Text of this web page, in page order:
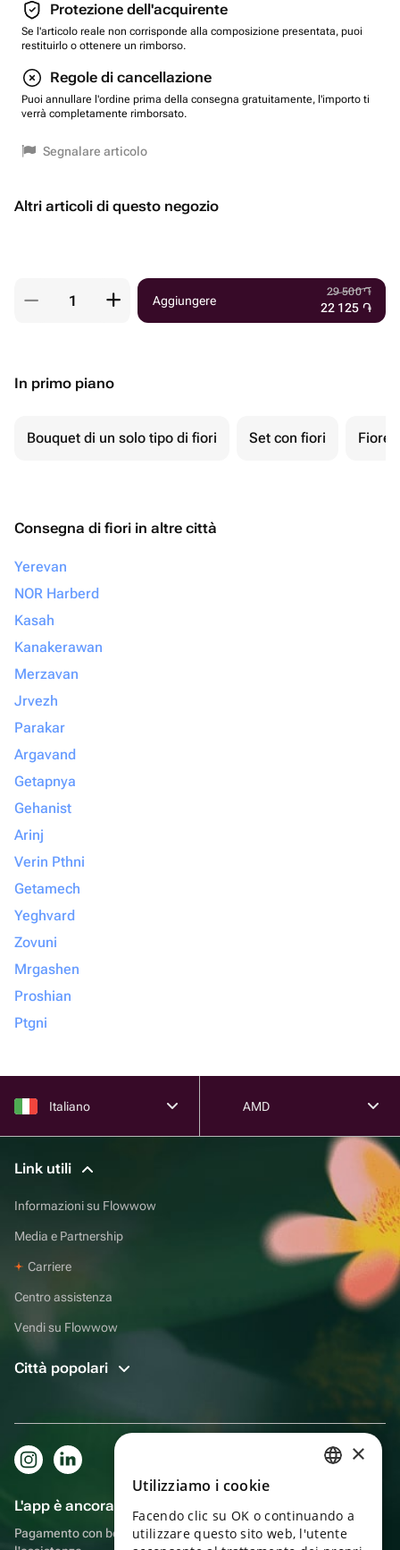
Protezione dell'acquirente
Se l'articolo reale non corrisponde alla composizione presentata, puoi
restituirlo o ottenere un rimborso.
Regole di cancellazione
Puoi annullare l'ordine prima della consegna gratuitamente, l'importo ti
verrà completamente rimborsato.
Segnalare articolo
Altri articoli di questo negozio
Aggiungere
29 500֏
22 125 ֏
In primo piano
Bouquet di un solo tipo di fiori Set con fiori Fiore
Consegna di fiori in altre città
Yerevan
NOR Harberd
Kasah
Kanakerawan
Merzavan
Jrvezh
Parakar
Argavand
Getapnya
Gehanist
Arinj
Verin Pthni
Getamech
Yeghvard
Zovuni
Mrgashen
Proshian
Ptgni
Italiano AMD
Link utili
Informazioni su Flowwow
Media e Partnership
Carriere
Centro assistenza
Vendi su Flowwow
Città popolari
L'app è ancora più comoda!
Pagamento con bonus, autoconsegna, comoda chat con
ENGLISH
×
Utilizziamo i cookie
Facendo clic su OK o continuando a
utilizzare questo sito web, l'utente